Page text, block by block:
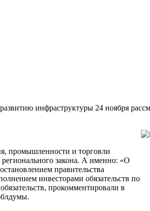
инфраструктуры 24 ноября
промышленности и торговли
закона. А именно: «О
правительства
инвесторами обязательств по
прокомментировали в